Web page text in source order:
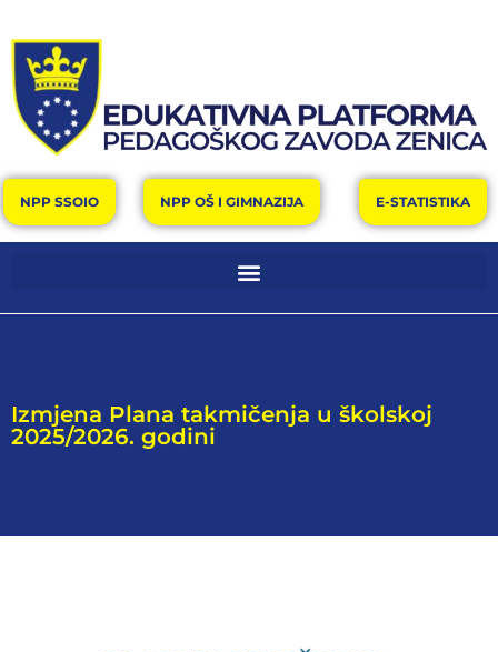
NPP SSOIO NPP OŠ I GIMNAZIJA E-STATISTIKA
Izmjena Plana takmičenja u školskoj
2025/2026. godini